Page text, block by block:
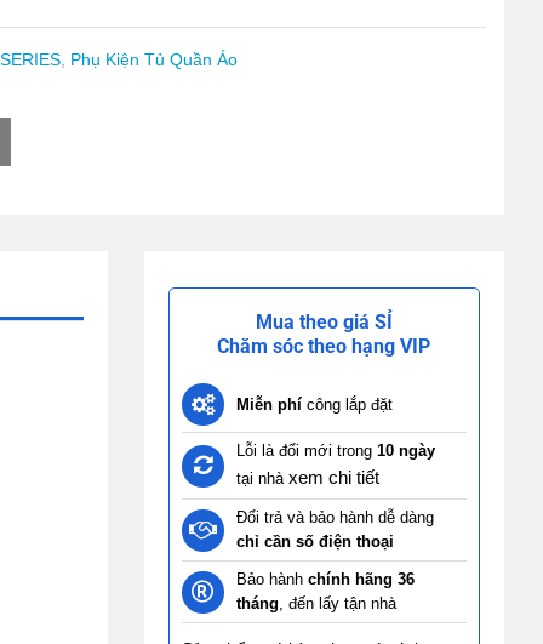
, Phụ Kiện Tủ Quần Áo
Mua theo giá SỈ
Chăm sóc theo hạng VIP
Miễn phícông lắp đặt
Lỗi là đổi mới trong 10 ngày
tại nhà xem chi tiết
Đổi trả và bảo hành dễ dàng
chỉ cần số điện thoại
Bảo hành chính hãng 36
tháng, đến lấy tận nhà